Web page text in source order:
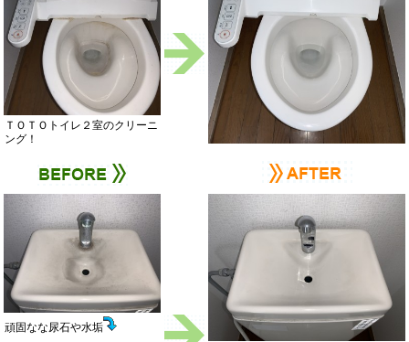
ＴＯＴＯトイレ２室のクリーニ
ング！
頑固なな尿石や水垢